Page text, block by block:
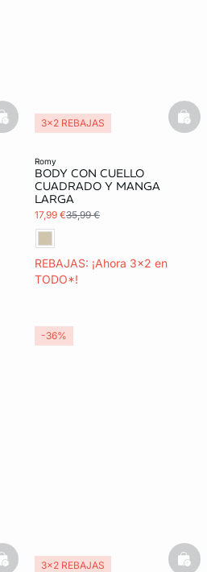
basketfull
romy
BODY CON CUELLO
CUADRADO Y MANGA
LARGA
17,99 €35,99 €
REBAJAS: ¡Ahora 3x2 en
TODO*!
3x2 REBAJAS
basketfull3x2 REBAJAS
-36%